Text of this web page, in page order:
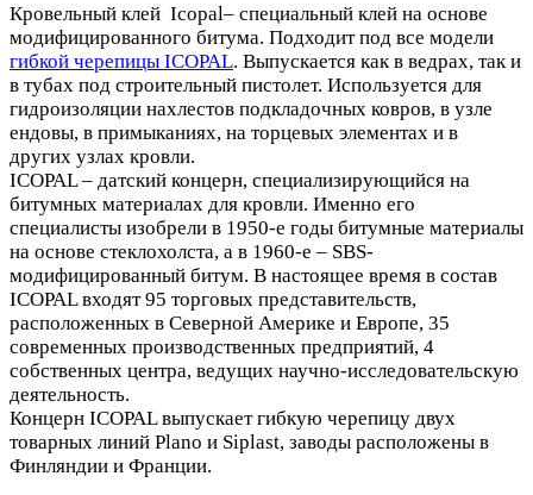
Кровельный клей Icopal– специальный клей на основе
модифицированного битума. Подходит под все модели
гибкой черепицы ICOPAL. Выпускается как в ведрах, так и
в тубах под строительный пистолет. Используется для
гидроизоляции нахлестов подкладочных ковров, в узле
ендовы, в примыканиях, на торцевых элементах и в
других узлах кровли.
ICOPAL – датский концерн, специализирующийся на
битумных материалах для кровли. Именно его
специалисты изобрели в 1950-е годы битумные материалы
на основе стеклохолста, а в 1960-е – SBS-
модифицированный битум. В настоящее время в состав
ICOPAL входят 95 торговых представительств,
расположенных в Северной Америке и Европе, 35
современных производственных предприятий, 4
собственных центра, ведущих научно-исследовательскую
деятельность.
Концерн ICOPAL выпускает гибкую черепицу двух
товарных линий Plano и Siplast, заводы расположены в
Финляндии и Франции.